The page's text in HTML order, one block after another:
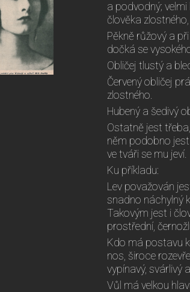
a podvodný;
člověka
Pěkně růžový a
dočká se
Obličej tlustý a
Červený obličej
zlostného.
Hubený a šedivý
Ostatně jest
něm podobno
ve tváři se mu jeví.
Ku příkladu:
Lev považován
snadno náchylný
Takovým jest i
prostřední,
Kdo má postavu
nos, široce
vypínavý, svárlivý
Vůl má velkou